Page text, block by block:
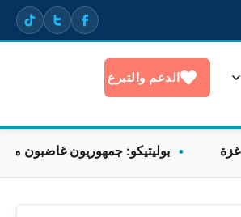
الدعم والتبرع
بوليتيكو: جمهوريون غاضبون من غياب